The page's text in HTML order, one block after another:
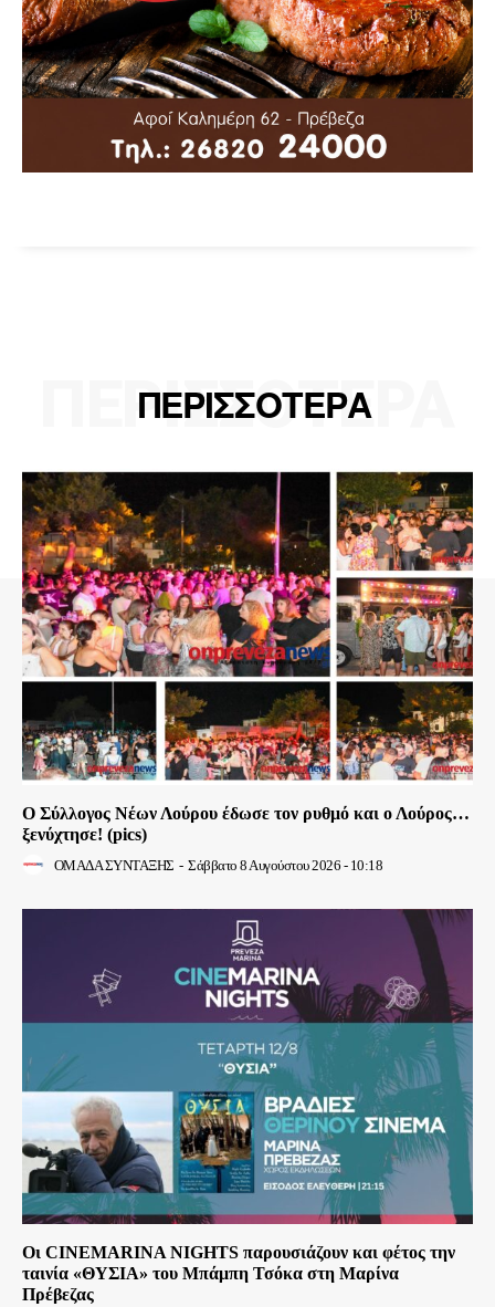
ΠΕΡΙΣΣΟΤΕΡΑ
ΠΕΡΙΣΣΟΤΕΡΑ
Ο Σύλλογος Νέων Λούρου έδωσε τον ρυθμό και ο Λούρος…
ξενύχτησε! (pics)
ΟΜΑΔΑ ΣΥΝΤΑΞΗΣ - Σάββατο 8 Αυγούστου 2026 - 10:18
Οι CINEMARINA NIGHTS παρουσιάζουν και φέτος την
ταινία «ΘΥΣΙΑ» του Μπάμπη Τσόκα στη Μαρίνα
Πρέβεζας